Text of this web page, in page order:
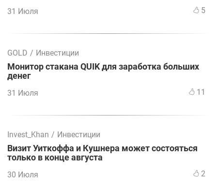
31 Июля 5
GOLD / Инвестиции
Монитор стакана QUIK для заработка больших
денег
31 Июля 11
Invest_Khan / Инвестиции
Визит Уиткоффа и Кушнера может состояться
только в конце августа
30 Июля 2